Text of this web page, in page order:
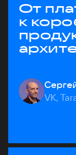
От
к
VK,